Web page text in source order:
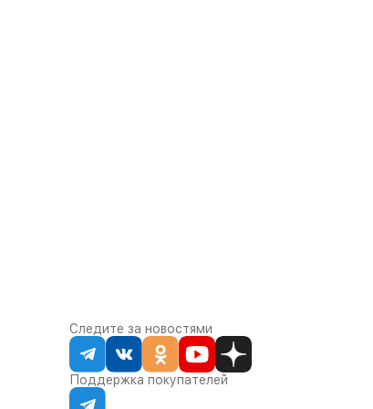
Следите за новостями
Поддержка покупателей